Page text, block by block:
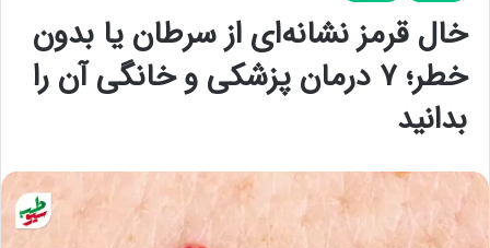
خال قرمز نشانه‌ای از سرطان یا بدون
خطر؛ ۷ درمان پزشکی و خانگی آن را
بدانید